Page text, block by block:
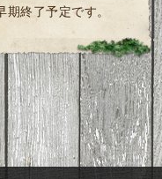
終了予定です。